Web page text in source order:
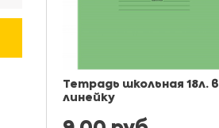
Тетрадь школьная 18л. в
линейку